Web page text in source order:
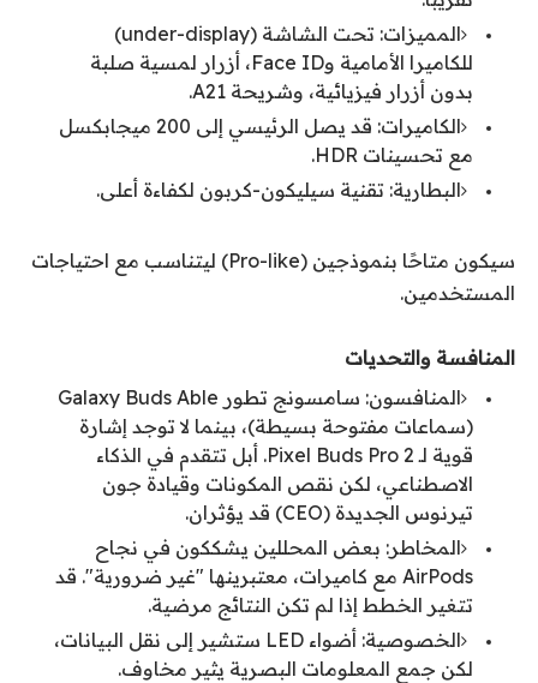
المميزات: تحت الشاشة (under-display)
للكاميرا الأمامية وFace ID، أزرار لمسية صلبة
بدون أزرار فيزيائية، وشريحة A21.
الكاميرات: قد يصل الرئيسي إلى 200 ميجابكسل
مع تحسينات HDR.
البطارية: تقنية سيليكون-كربون لكفاءة أعلى.
سيكون متاحًا بنموذجين (Pro-like) ليتناسب مع احتياجات
المستخدمين.
المنافسة والتحديات
المنافسون: سامسونج تطور Galaxy Buds Able
(سماعات مفتوحة بسيطة)، بينما لا توجد إشارة
قوية لـ Pixel Buds Pro 2. أبل تتقدم في الذكاء
الاصطناعي، لكن نقص المكونات وقيادة جون
تيرنوس الجديدة (CEO) قد يؤثران.
المخاطر: بعض المحللين يشككون في نجاح
AirPods مع كاميرات، معتبرينها "غير ضرورية". قد
تتغير الخطط إذا لم تكن النتائج مرضية.
الخصوصية: أضواء LED ستشير إلى نقل البيانات،
لكن جمع المعلومات البصرية يثير مخاوف.